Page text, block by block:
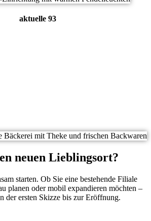
aktuelle 93
neuen Lieblingsort?
starten. Ob Sie eine bestehende Filiale
planen oder mobil expandieren möchten –
der ersten Skizze bis zur Eröffnung.